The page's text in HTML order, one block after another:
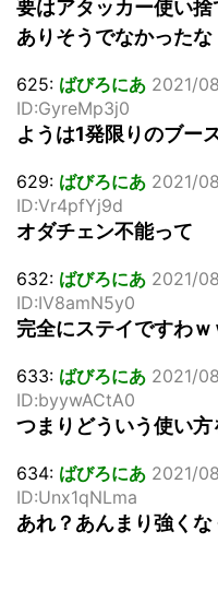
要はアタッカー使い
ありそうでなかったな
625: ばびろにあ 2021/
ID:GyreMp3j0
ようは1発限りのブー
629: ばびろにあ 2021/
ID:Vr4pfYj9d
オダチェン不能って
632: ばびろにあ 2021/
ID:IV8amN5y0
完全にステイですわｗ
633: ばびろにあ 2021/
ID:byywACtA0
つまりどういう使い
634: ばびろにあ 2021/
ID:Unx1qNLma
あれ？あんまり強くな